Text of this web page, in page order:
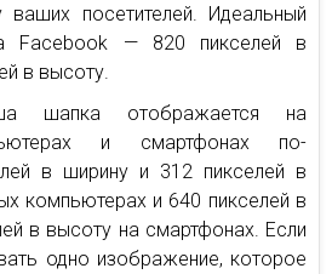
посетителей. Идеальный
Facebook — 820 пикселей в
в высоту.
шапка отображается на
и смартфонах по-
в ширину и 312 пикселей в
компьютерах и 640 пикселей в
в высоту на смартфонах. Если
одно изображение, которое